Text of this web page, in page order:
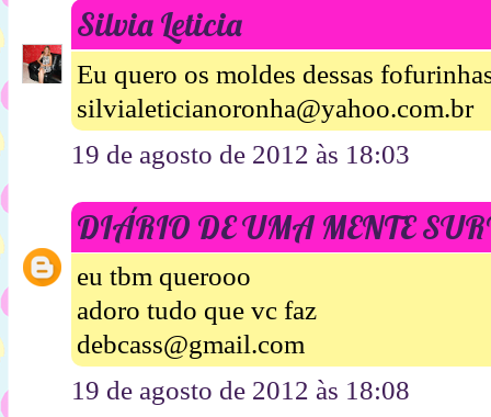
Silvia Leticia
Eu quero os moldes dessas
silvialeticianoronha@yahoo.com.br
19 de agosto de 2012 às 18:03
DIÁRIO DE UMA MENTE
eu tbm querooo
adoro tudo que vc faz
debcass@gmail.com
19 de agosto de 2012 às 18:08